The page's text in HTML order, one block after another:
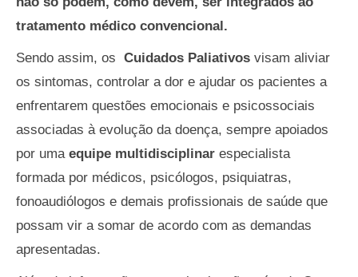
tratamento médico convencional.
Sendo assim, os Cuidados Paliativos visam aliviar
os sintomas, controlar a dor e ajudar os pacientes a
enfrentarem questões emocionais e psicossociais
associadas à evolução da doença, sempre apoiados
por uma equipe multidisciplinar especialista
formada por médicos, psicólogos, psiquiatras,
fonoaudiólogos e demais profissionais de saúde que
possam vir a somar de acordo com as demandas
apresentadas.